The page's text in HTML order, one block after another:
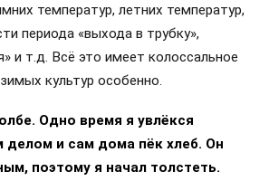
температур, летних температур,
периода «выхода в трубку»,
и т.д. Всё это имеет колоссальное
культур особенно.
Одно время я увлёкся
делом и сам дома пёк хлеб. Он
поэтому я начал толстеть.